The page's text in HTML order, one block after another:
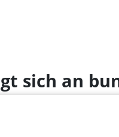
sich an